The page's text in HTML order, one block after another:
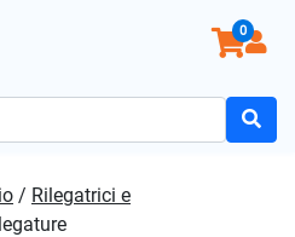
0
/ Rilegatrici e